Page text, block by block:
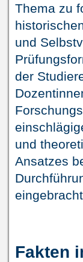
Thema zu
und
der
und
Ansatzes
Fakten